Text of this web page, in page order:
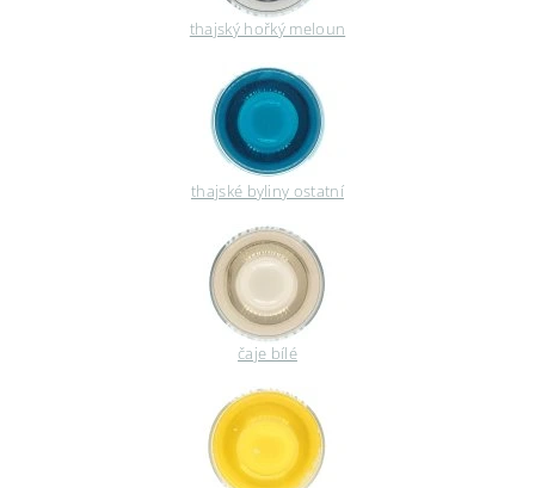
thajský hořký meloun
thajské byliny ostatní
čaje bílé